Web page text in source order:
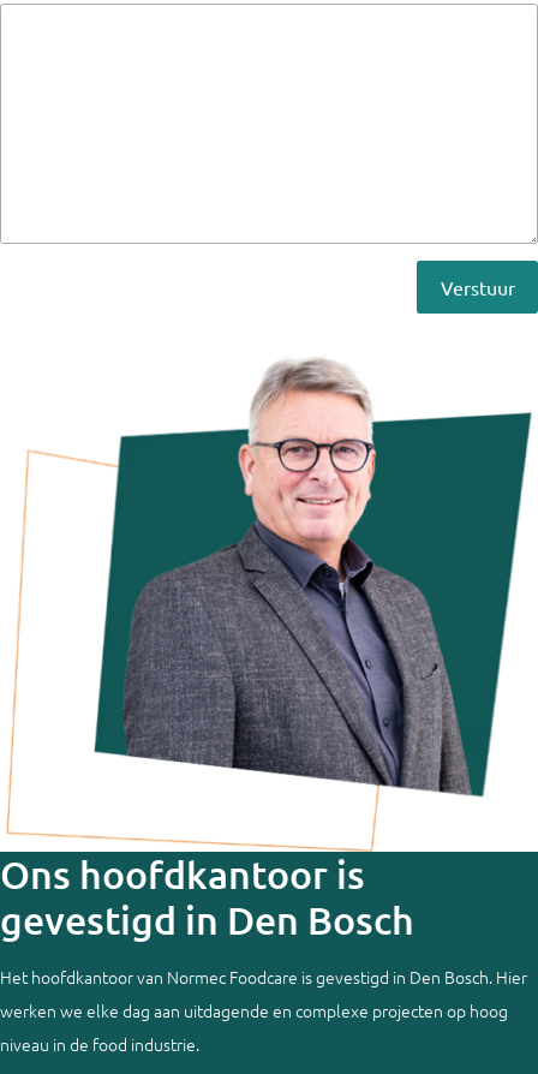
Verstuur
Ons hoofdkantoor is
gevestigd in Den Bosch
Het hoofdkantoor van Normec Foodcare is gevestigd in Den Bosch. Hier
werken we elke dag aan uitdagende en complexe projecten op hoog
niveau in de food industrie.